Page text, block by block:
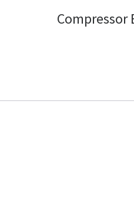
Compressor